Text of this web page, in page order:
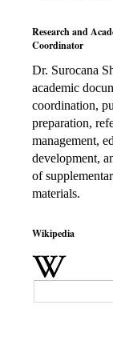
Research and
Coordinator
Dr. Surocana
academic
coordination,
preparation,
management,
development,
of
materials.
Wikipedia